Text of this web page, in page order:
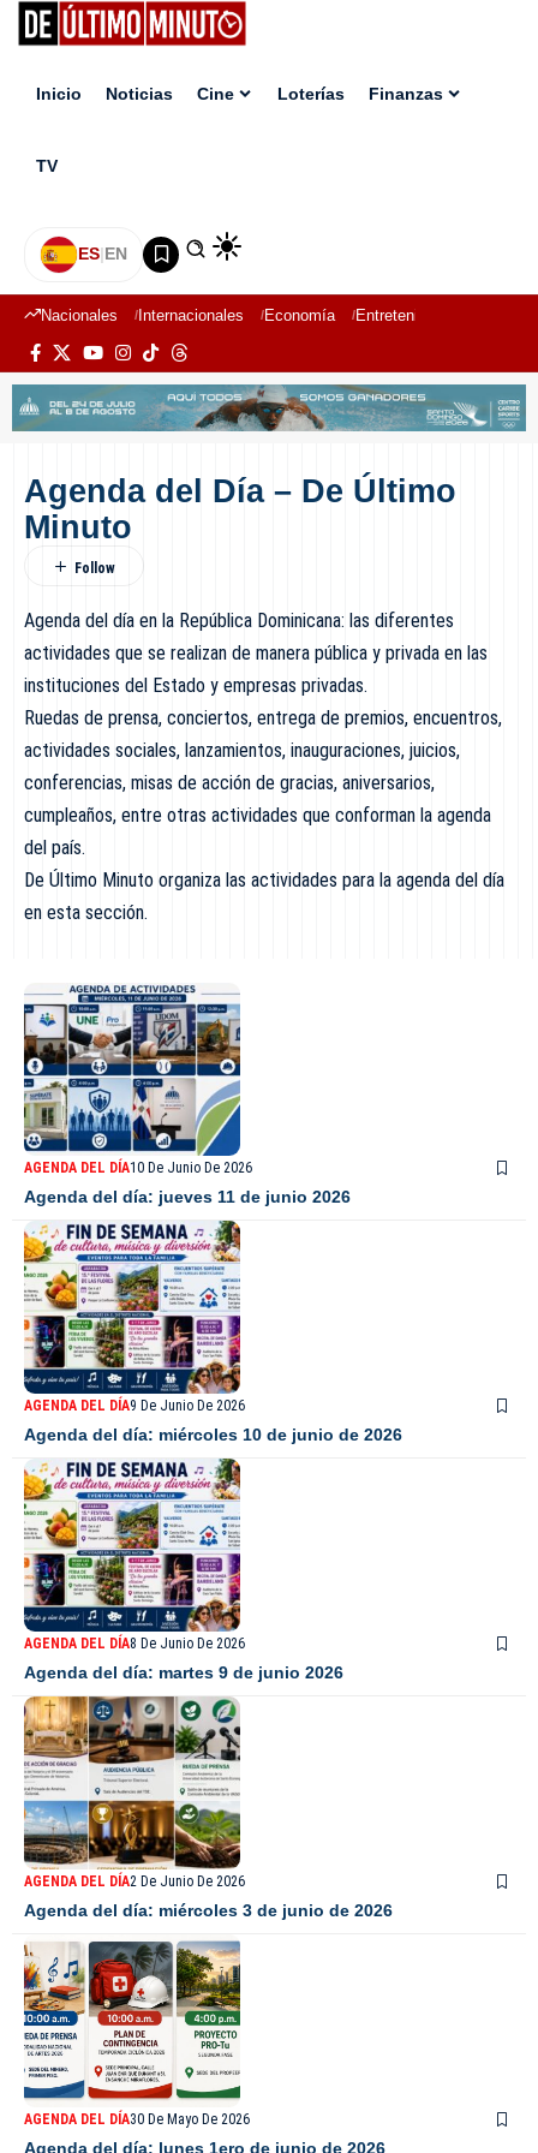
Inicio Noticias Cine Loterías Finanzas
TV
ES|EN
Nacionales Internacionales Economía Entretenimiento
Agenda del Día – De Último
Minuto
Agenda del día en la República Dominicana: las diferentes
actividades que se realizan de manera pública y privada en las
instituciones del Estado y empresas privadas.
Ruedas de prensa, conciertos, entrega de premios, encuentros,
actividades sociales, lanzamientos, inauguraciones, juicios,
conferencias, misas de acción de gracias, aniversarios,
cumpleaños, entre otras actividades que conforman la agenda
del país.
De Último Minuto organiza las actividades para la agenda del día
en esta sección.
AGENDA DEL DÍA10 De Junio De 2026
Agenda del día: jueves 11 de junio 2026
AGENDA DEL DÍA9 De Junio De 2026
Agenda del día: miércoles 10 de junio de 2026
AGENDA DEL DÍA8 De Junio De 2026
Agenda del día: martes 9 de junio 2026
AGENDA DEL DÍA2 De Junio De 2026
Agenda del día: miércoles 3 de junio de 2026
AGENDA DEL DÍA30 De Mayo De 2026
Agenda del día: lunes 1ero de junio de 2026